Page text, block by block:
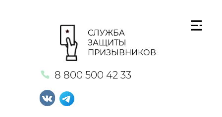
СЛУЖБА
ЗАЩИТЫ
ПРИЗЫВНИКОВ
8 800 500 42 33